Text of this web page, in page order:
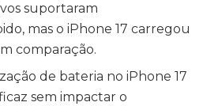
suportaram
mas o iPhone 17 carregou
comparação.
de bateria no iPhone 17
sem impactar o